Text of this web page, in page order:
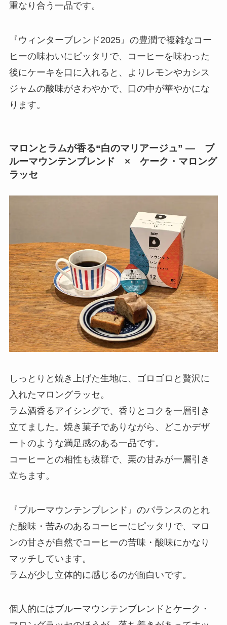
重なり合う一品です。
『ウィンターブレンド2025』の豊潤で複雑なコー
ヒーの味わいにピッタリで、コーヒーを味わった
後にケーキを口に入れると、よりレモンやカシス
ジャムの酸味がさわやかで、口の中が華やかにな
ります。
マロンとラムが香る“白のマリアージュ” — ブ
ルーマウンテンブレンド × ケーク・マロング
ラッセ
しっとりと焼き上げた生地に、ゴロゴロと贅沢に
入れたマロングラッセ。
ラム酒香るアイシングで、香りとコクを一層引き
立てました。焼き菓子でありながら、どこかデザ
ートのような満足感のある一品です。
コーヒーとの相性も抜群で、栗の甘みが一層引き
立ちます。
『ブルーマウンテンブレンド』のバランスのとれ
た酸味・苦みのあるコーヒーにピッタリで、マロ
ンの甘さが自然でコーヒーの苦味・酸味にかなり
マッチしています。
ラムが少し立体的に感じるのが面白いです。
個人的にはブルーマウンテンブレンドとケーク・